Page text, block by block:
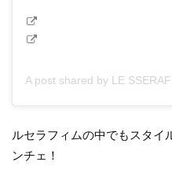
A post shared by LE
ルセラフィムの中でもスタイ
ンチェ！